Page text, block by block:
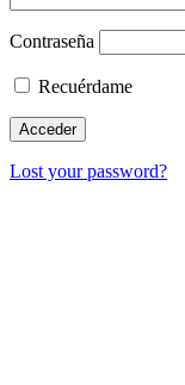
Contraseña
Recuérdame
Lost your password?